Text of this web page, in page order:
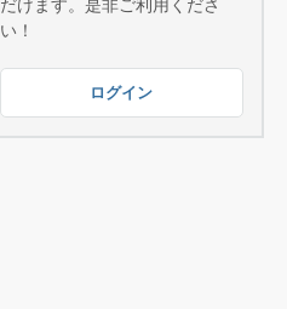
だけます。是非ご利用くださ
い！
ログイン